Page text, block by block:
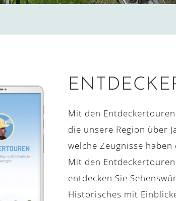
Mit den
die unsere Region über
welche Zeugnisse
Mit den
entdecken Sie
Historisches mit